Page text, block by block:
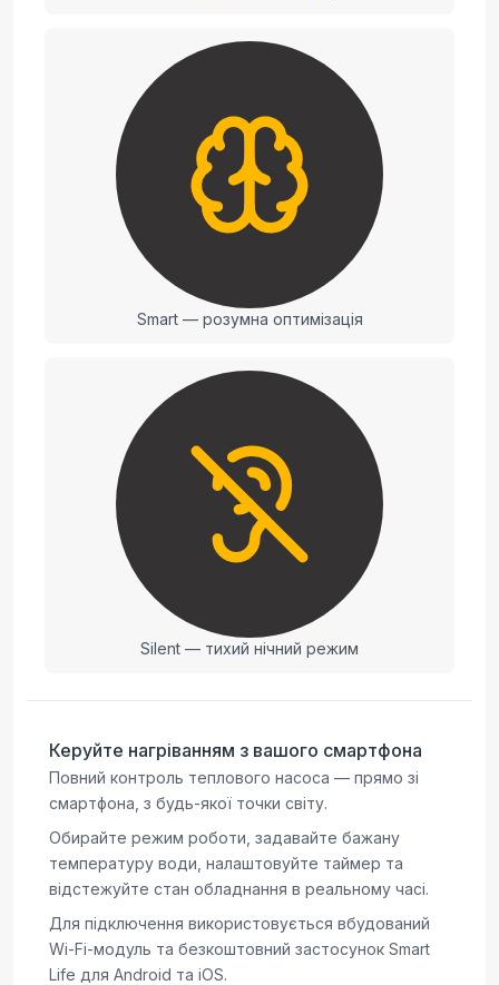
Smart — розумна оптимізація
Silent — тихий нічний режим
Керуйте нагріванням з вашого смартфона
Повний контроль теплового насоса — прямо зі
смартфона, з будь-якої точки світу.
Обирайте режим роботи, задавайте бажану
температуру води, налаштовуйте таймер та
відстежуйте стан обладнання в реальному часі.
Для підключення використовується вбудований
Wi-Fi-модуль та безкоштовний застосунок Smart
Life для Android та iOS.